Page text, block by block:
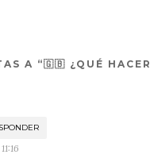
A “🇬🇧 ¿QUÉ